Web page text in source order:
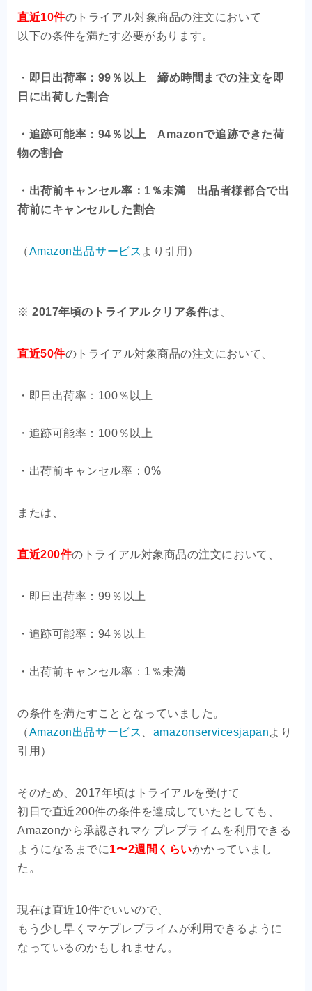
直近10件のトライアル対象商品の注文において
以下の条件を満たす必要があります。
・ 即日出荷率：99％以上 締め時間までの注文を即
日に出荷した割合
・追跡可能率：94％以上 Amazonで追跡できた荷
物の割合
・出荷前キャンセル率：1％未満 出品者様都合で出
荷前にキャンセルした割合
（Amazon出品サービス より引用）
※2017年頃のトライアルクリア条件は、
直近50件のトライアル対象商品の注文において、
・即日出荷率：100％以上
・追跡可能率：100％以上
・出荷前キャンセル率：0%
または、
直近200件のトライアル対象商品の注文において、
・即日出荷率：99％以上
・追跡可能率：94％以上
・出荷前キャンセル率：1％未満
の条件を満たすこととなっていました。
（Amazon出品サービス amazonservicesjapanより
引用）
そのため、2017年頃はトライアルを受けて
初日で直近200件の条件を達成していたとしても、
Amazonから承認されマケプレプライムを利用できる
ようになるまでに1〜2週間くらいかかっていまし
た。
現在は直近10件でいいので、
もう少し早くマケプレプライムが利用できるように
なっているのかもしれません。